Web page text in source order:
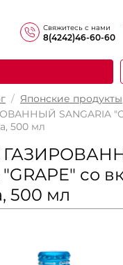
Свяжитесь с нами
8(4242)46-60-60
/ Японские продукты
SANGARIA
500 мл
со
500 мл